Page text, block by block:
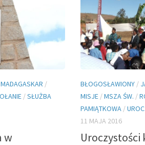
MADAGASKAR /
/SŁUŻBA
w
BŁOGOSŁAWIONY /
MISJE /MSZA ŚW. /
PAMIĄTKOWA /
11 MAJA 2016
Uroczystości